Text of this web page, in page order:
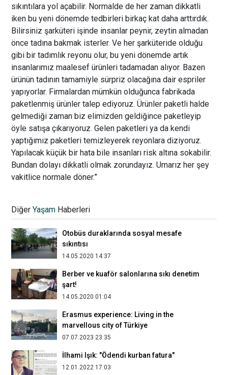
sıkıntılara yol açabilir. Normalde de her zaman dikkatli
iken bu yeni dönemde tedbirleri birkaç kat daha arttırdık.
Bilirsiniz şarküteri işinde insanlar peynir, zeytin almadan
önce tadına bakmak isterler. Ve her şarküteride olduğu
gibi bir tadımlık reyonu olur, bu yeni dönemde artık
insanlarımız maalesef ürünleri tadamadan alıyor. Bazen
ürünün tadının tamamiyle sürpriz olacağına dair espriler
yapıyorlar. Firmalardan mümkün olduğunca fabrikada
paketlenmiş ürünler talep ediyoruz. Ürünler paketli halde
gelmediği zaman biz elimizden geldiğince paketleyip
öyle satışa çıkarıyoruz. Gelen paketleri ya da kendi
yaptığımız paketleri temizleyerek reyonlara diziyoruz.
Yapılacak küçük bir hata bile insanları risk altına sokabilir.
Bundan dolayı dikkatli olmak zorundayız. Umarız her şey
vakitlice normale döner.”
DiğerYaşam Haberleri
Otobüs duraklarında sosyal mesafe
sıkıntısı
14.05.2020 14:37
Berber ve kuaför salonlarına sıkı denetim
şart!
14.05.2020 01:04
Erasmus experience: Living in the
marvellous city of Türkiye
07.07.2023 23:35
İlhami Işık: "Ödendi kurban fatura"
12.01.2022 17:03